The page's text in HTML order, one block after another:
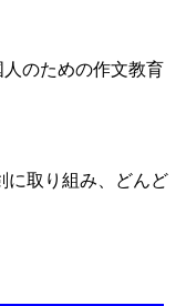
のための作文教育
に取り組み、どんど